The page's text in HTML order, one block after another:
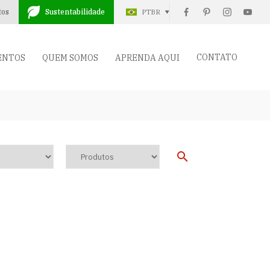
Sustentabilidade PTBR
QUEM SOMOS APRENDA AQUI CONTATO